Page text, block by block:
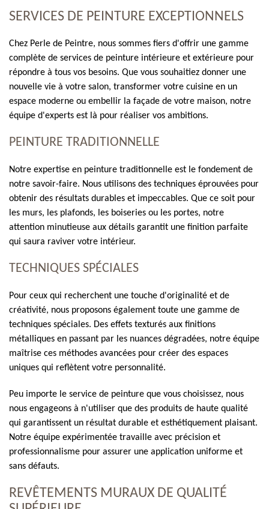
SERVICES DE PEINTURE EXCEPTIONNELS
Chez Perle de Peintre, nous sommes fiers d'offrir une gamme
complète de services de peinture intérieure et extérieure pour
répondre à tous vos besoins. Que vous souhaitiez donner une
nouvelle vie à votre salon, transformer votre cuisine en un
espace moderne ou embellir la façade de votre maison, notre
équipe d'experts est là pour réaliser vos ambitions.
PEINTURE TRADITIONNELLE
Notre expertise en peinture traditionnelle est le fondement de
notre savoir-faire. Nous utilisons des techniques éprouvées pour
obtenir des résultats durables et impeccables. Que ce soit pour
les murs, les plafonds, les boiseries ou les portes, notre
attention minutieuse aux détails garantit une finition parfaite
qui saura raviver votre intérieur.
TECHNIQUES SPÉCIALES
Pour ceux qui recherchent une touche d'originalité et de
créativité, nous proposons également toute une gamme de
techniques spéciales. Des effets texturés aux finitions
métalliques en passant par les nuances dégradées, notre équipe
maîtrise ces méthodes avancées pour créer des espaces
uniques qui reflètent votre personnalité.
Peu importe le service de peinture que vous choisissez, nous
nous engageons à n'utiliser que des produits de haute qualité
qui garantissent un résultat durable et esthétiquement plaisant.
Notre équipe expérimentée travaille avec précision et
professionnalisme pour assurer une application uniforme et
sans défauts.
REVÊTEMENTS MURAUX DE QUALITÉ